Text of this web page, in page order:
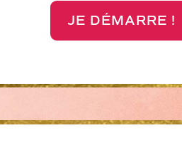
JE DÉMARRE !